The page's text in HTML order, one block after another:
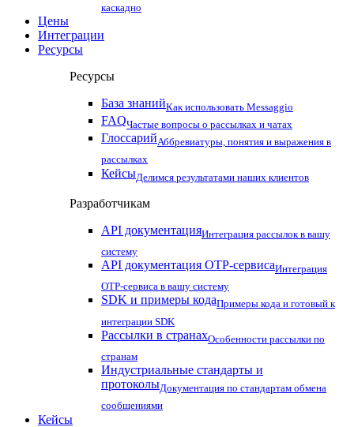
каскадно
Цены
Интеграции
Ресурсы
Ресурсы
База знанийКак использовать Messaggio
FAQЧастые вопросы о рассылках и чатах
ГлоссарийАббревиатуры, понятия и выражения в
рассылках
КейсыДелимся результатами наших клиентов
Разработчикам
API документацияИнтеграция рассылок в вашу
систему
API документация OTP-сервисаИнтеграция
OTP-сервиса в вашу систему
SDK и примеры кодаПримеры кода и готовый к
интеграции SDK
Рассылки в странахОсобенности рассылки по
странам
Индустриальные стандарты и
протоколыДокументация по стандартам обмена
сообщениями
Кейсы